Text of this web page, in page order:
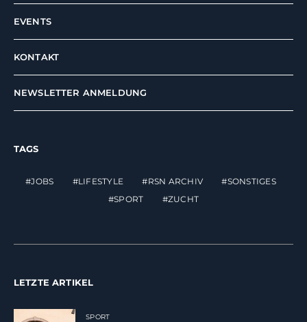
EVENTS
KONTAKT
NEWSLETTER ANMELDUNG
TAGS
JOBS LIFESTYLE RSN ARCHIV
SONSTIGES
SPORT
ZUCHT
LETZTE ARTIKEL
SPORT